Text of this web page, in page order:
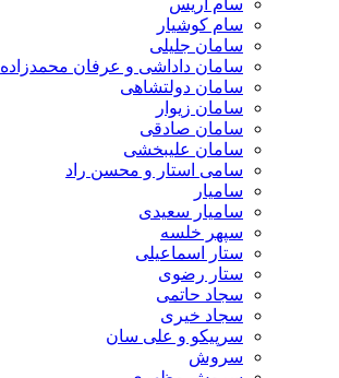
سام آریس
سام کوشیار
سامان جلیلی
سامان داداشی و عرفان محمدزاده
سامان دولتشاهی
سامان زیوار
سامان صادقی
سامان علیبخشی
سامی استار و محسن راد
سامیار
سامیار سعیدی
سپهر خلسه
ستار اسماعیلی
ستار رضوی
سجاد حاتمی
سجاد خیری
سرپیکو و علی سان
سروش